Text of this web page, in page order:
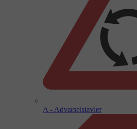
A - Advarselstavler